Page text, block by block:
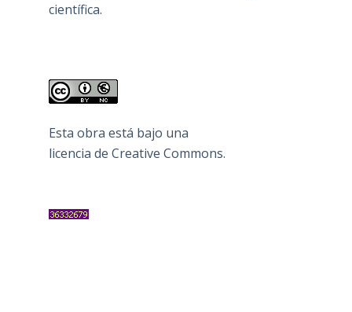
científica.
Esta obra está bajo una
licencia de Creative Commons.